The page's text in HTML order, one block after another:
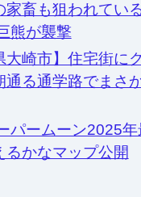
家畜も狙われてい
熊が襲撃
大崎市】住宅街に
通る通学路でまさ
パームーン2025年
かなマップ公開